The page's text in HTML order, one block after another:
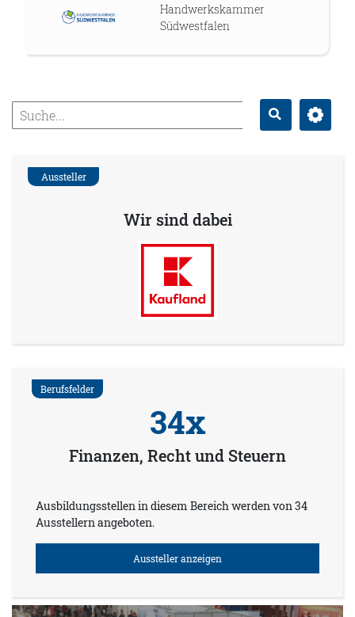
Handwerkskammer
Südwestfalen
Suche
Aussteller
Wir sind dabei
Berufsfelder
34x
Finanzen, Recht und Steuern
Ausbildungsstellen in diesem Bereich werden von 34
Ausstellern angeboten.
Aussteller anzeigen